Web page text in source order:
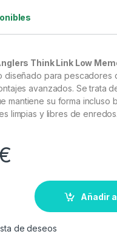
Think Link Low
diseñado para pescadores
avanzados. Se trata
mantiene su forma
limpias y libres de enredos.
Añadir
de deseos